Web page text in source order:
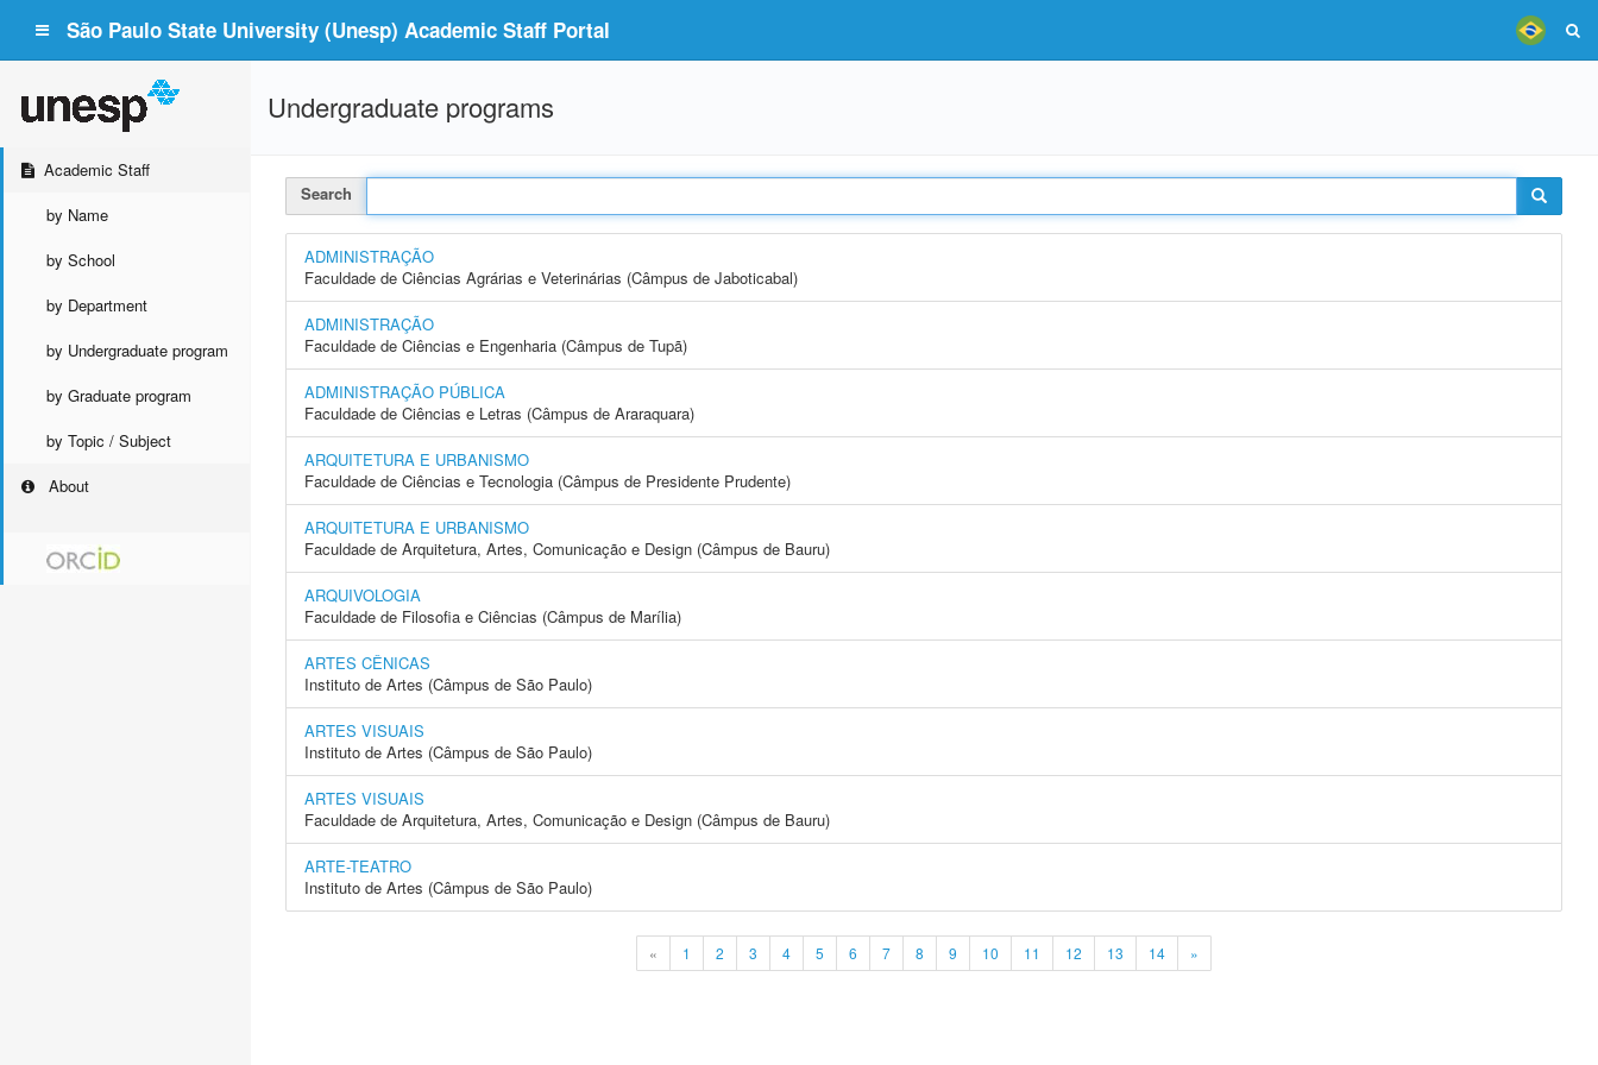
São Paulo State University (Unesp) Academic Staff Portal
Academic Staff
by Name
by School
by Department
by Undergraduate program
by Graduate program
by Topic / Subject
About
Undergraduate programs
Search
ADMINISTRAÇÃO
Faculdade de Ciências Agrárias e Veterinárias (Câmpus de Jaboticabal)
ADMINISTRAÇÃO
Faculdade de Ciências e Engenharia (Câmpus de Tupã)
ADMINISTRAÇÃO PÚBLICA
Faculdade de Ciências e Letras (Câmpus de Araraquara)
ARQUITETURA E URBANISMO
Faculdade de Ciências e Tecnologia (Câmpus de Presidente Prudente)
ARQUITETURA E URBANISMO
Faculdade de Arquitetura, Artes, Comunicação e Design (Câmpus de Bauru)
ARQUIVOLOGIA
Faculdade de Filosofia e Ciências (Câmpus de Marília)
ARTES CÊNICAS
Instituto de Artes (Câmpus de São Paulo)
ARTES VISUAIS
Instituto de Artes (Câmpus de São Paulo)
ARTES VISUAIS
Faculdade de Arquitetura, Artes, Comunicação e Design (Câmpus de Bauru)
ARTE-TEATRO
Instituto de Artes (Câmpus de São Paulo)
« 1 2 3 4 5 6 7 8 9 10 11 12 13 14 »